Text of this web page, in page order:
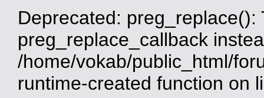
Deprecated:
preg_replace_callback
/home/vokab/public_html/
runtime-created function on